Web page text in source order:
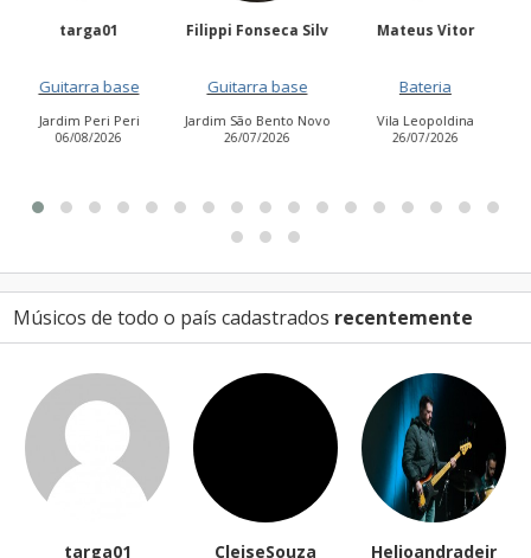
Filippi Fonseca Silv
Guitarra base
Jardim São Bento Novo
26/07/2026
Mateus Vitor
Bateria
Vila Leopoldina
26/07/2026
Anailuj Avlis
Vocalista - Baixo
Jardim Aurora (Zona
Leste)
Músicos de todo o país cadastrados recentemente
CleiseSouza Helioandradejr tonypimenta